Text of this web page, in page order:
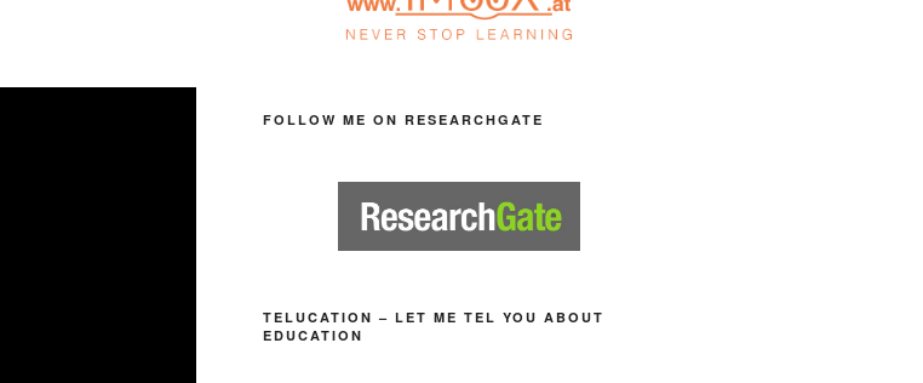
FOLLOW ME ON RESEARCHGATE
TELUCATION – LET ME TEL YOU ABOUT
EDUCATION